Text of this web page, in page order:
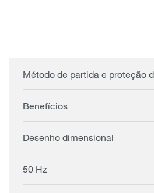
Método de partida e proteção
Benefícios
Desenho dimensional
50 Hz